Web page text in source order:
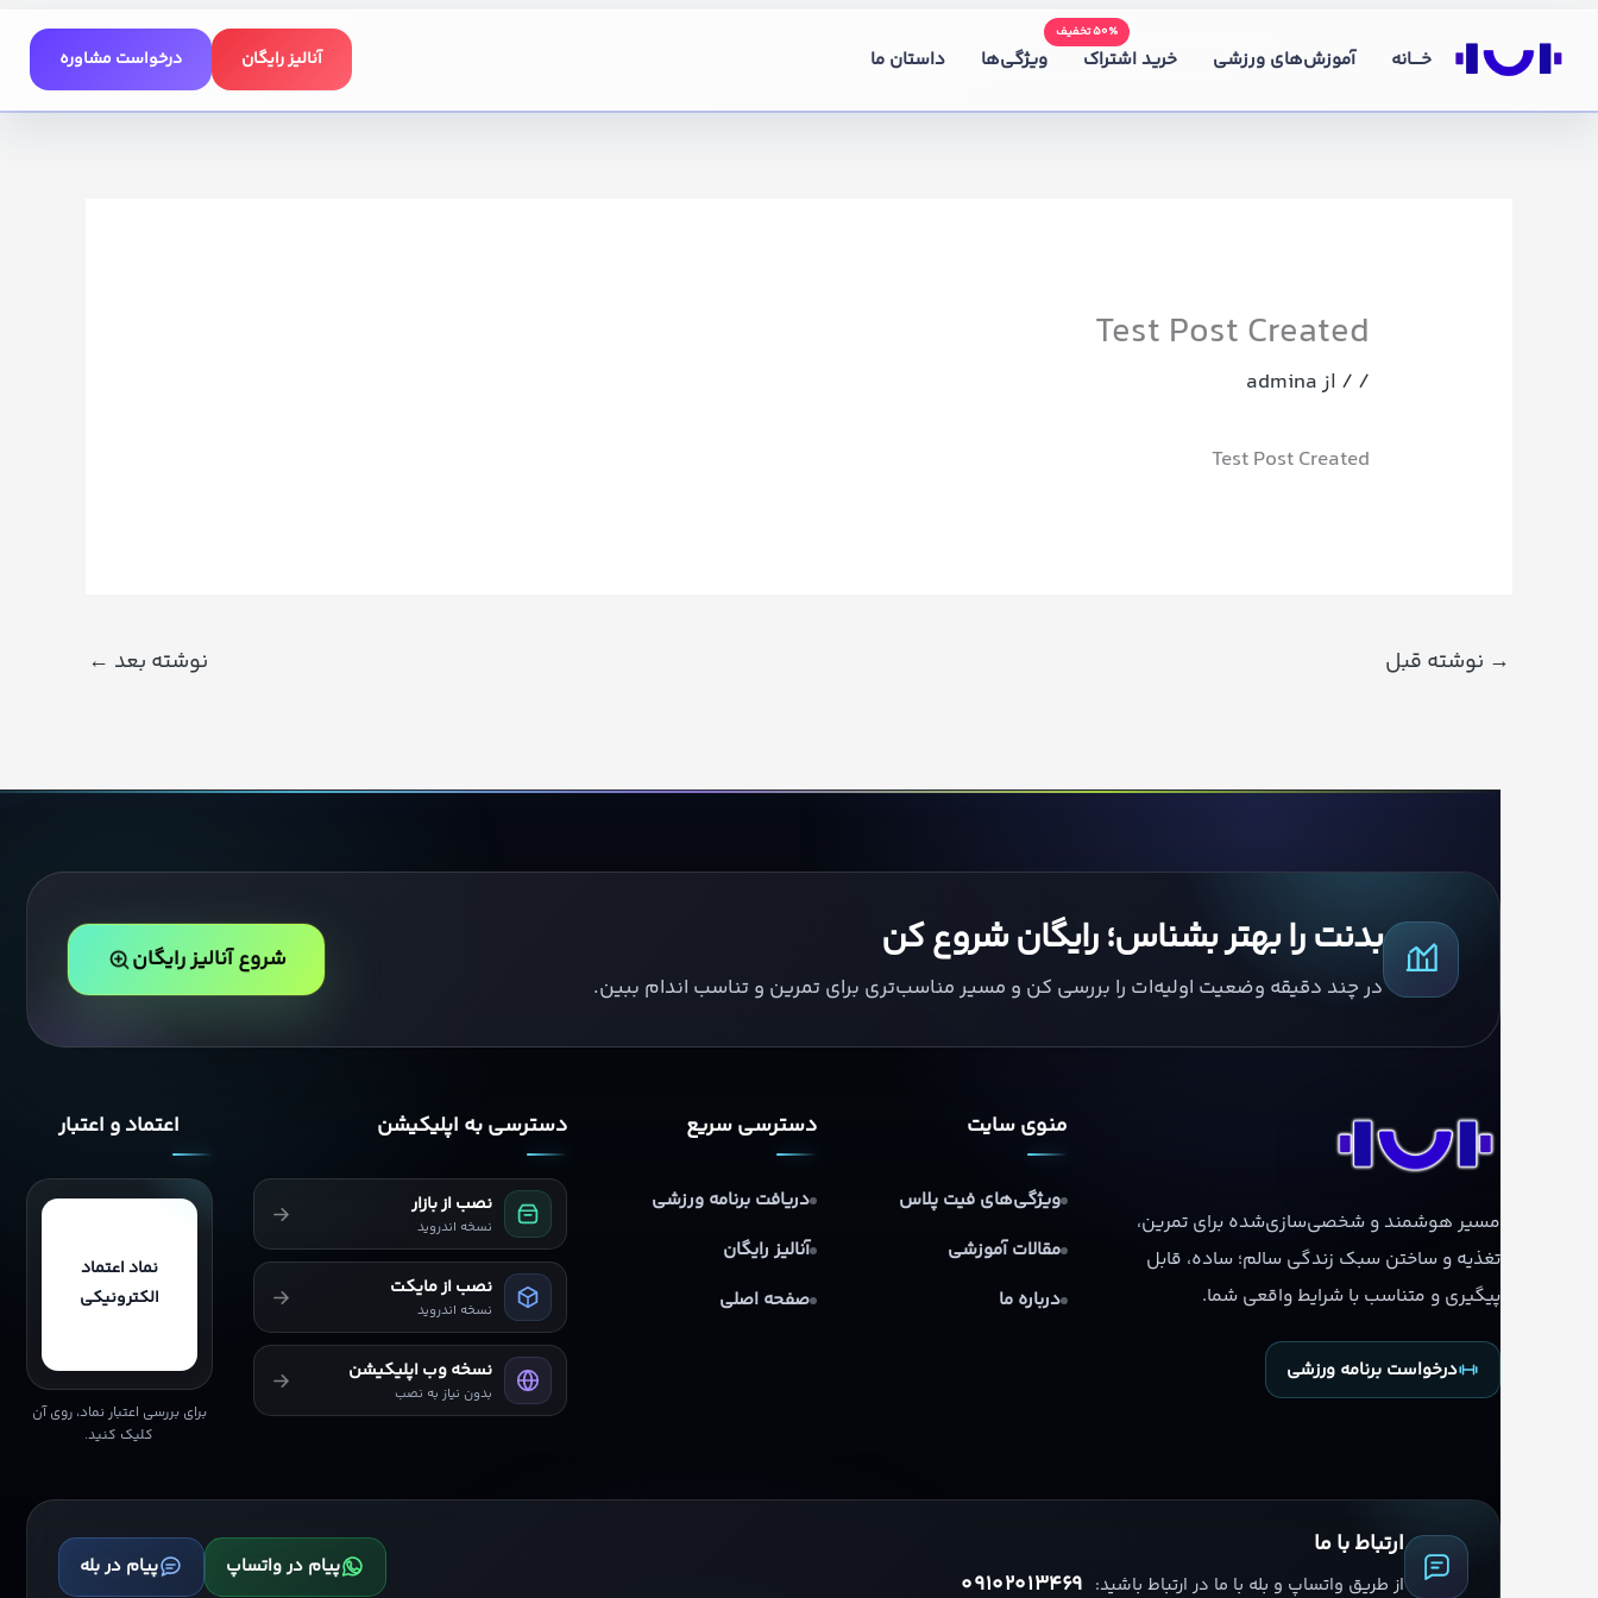
خــــانه آموزش‌های ورزشی خرید اشتراک
۵۰٪ تخفیف
ویژگی‌ها داستان ما آنالیز رایگان درخواست مشاوره
Test Post Created
/ / ازadmina
Test Post Created
→ نوشته قبل نوشته بعد ←
بدنت را بهتر بشناس؛ رایگان شروع کن
در چند دقیقه وضعیت اولیه‌ات را بررسی کن و مسیر مناسب‌تری برای تمرین و تناسب اندام ببین.
شروع آنالیز رایگان
مسیر هوشمند و شخصی‌سازی‌شده برای تمرین،
تغذیه و ساختن سبک زندگی سالم؛ ساده، قابل
پیگیری و متناسب با شرایط واقعی شما.
درخواست برنامه ورزشی
منوی سایت
ویژگی‌های فیت پلاس
مقالات آموزشی
درباره ما
دسترسی سریع
دریافت برنامه ورزشی
آنالیز رایگان
صفحه اصلی
دسترسی به اپلیکیشن
نصب از بازار
نسخه اندروید
نصب از مایکت
نسخه اندروید
نسخه وب اپلیکیشن
بدون نیاز به نصب
اعتماد و اعتبار
نماد اعتماد
الکترونیکی
برای بررسی اعتبار نماد، روی آن
کلیک کنید.
ارتباط با ما
از طریق واتساپ و بله با ما در ارتباط باشید: 09102013469
پیام در واتساپ پیام در بله